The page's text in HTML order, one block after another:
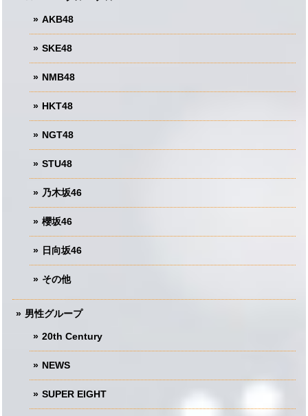
AKB48
SKE48
NMB48
HKT48
NGT48
STU48
乃木坂46
櫻坂46
日向坂46
その他
男性グループ
20th Century
NEWS
SUPER EIGHT